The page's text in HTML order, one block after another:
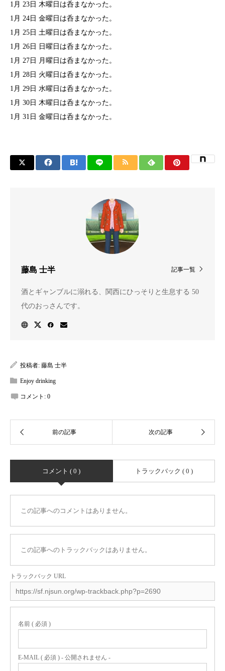
1月 23日 木曜日は呑まなかった。
1月 24日 金曜日は呑まなかった。
1月 25日 土曜日は呑まなかった。
1月 26日 日曜日は呑まなかった。
1月 27日 月曜日は呑まなかった。
1月 28日 火曜日は呑まなかった。
1月 29日 水曜日は呑まなかった。
1月 30日 木曜日は呑まなかった。
1月 31日 金曜日は呑まなかった。
記事一覧
藤島 士半
酒とギャンブルに溺れる、関西にひっそりと生息する 50
代のおっさんです。
投稿者: 藤島 士半
Enjoy drinking
コメント: 0
コメント ( 0 ) トラックバック ( 0 )
この記事へのコメントはありません。
この記事へのトラックバックはありません。
トラックバック URL
名前 ( 必須 )
E-MAIL ( 必須 ) - 公開されません -